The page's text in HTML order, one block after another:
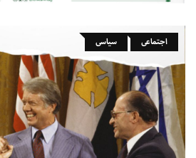
اجتماعی سیاسی